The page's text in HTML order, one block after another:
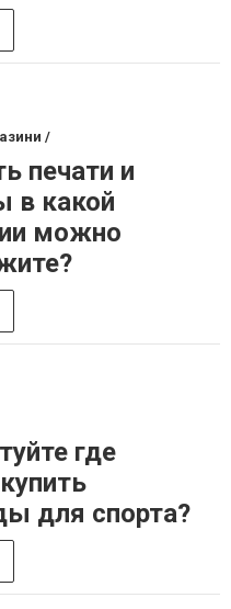
/
печати и
в какой
можно
где
для спорта?